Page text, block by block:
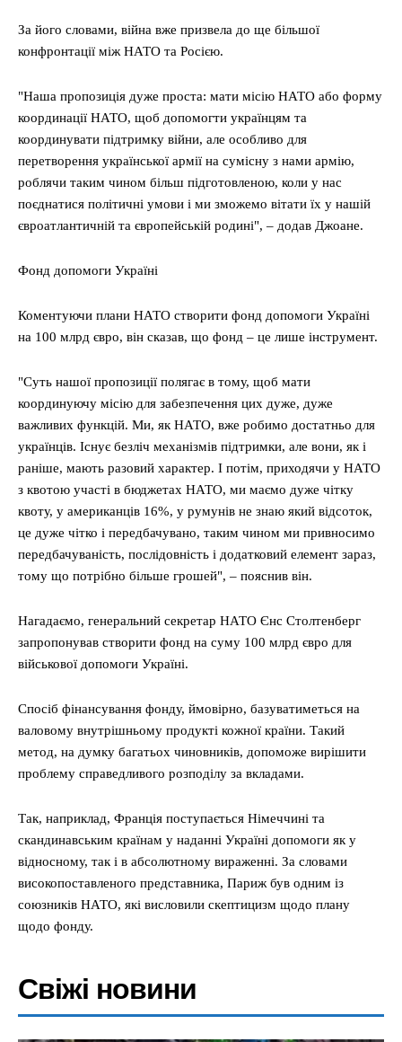
За його словами, війна вже призвела до ще більшої
конфронтації між НАТО та Росією.
"Наша пропозиція дуже проста: мати місію НАТО або форму
координації НАТО, щоб допомогти українцям та
координувати підтримку війни, але особливо для
перетворення української армії на сумісну з нами армію,
роблячи таким чином більш підготовленою, коли у нас
поєднатися політичні умови і ми зможемо вітати їх у нашій
євроатлантичній та європейській родині", – додав Джоане.
Фонд допомоги Україні
Коментуючи плани НАТО створити фонд допомоги Україні
на 100 млрд євро, він сказав, що фонд – це лише інструмент.
"Суть нашої пропозиції полягає в тому, щоб мати
координуючу місію для забезпечення цих дуже, дуже
важливих функцій. Ми, як НАТО, вже робимо достатньо для
українців. Існує безліч механізмів підтримки, але вони, як і
раніше, мають разовий характер. І потім, приходячи у НАТО
з квотою участі в бюджетах НАТО, ми маємо дуже чітку
квоту, у американців 16%, у румунів не знаю який відсоток,
це дуже чітко і передбачувано, таким чином ми привносимо
передбачуваність, послідовність і додатковий елемент зараз,
тому що потрібно більше грошей", – пояснив він.
Нагадаємо, генеральний секретар НАТО Єнс Столтенберг
запропонував створити фонд на суму 100 млрд євро для
військової допомоги Україні.
Спосіб фінансування фонду, ймовірно, базуватиметься на
валовому внутрішньому продукті кожної країни. Такий
метод, на думку багатьох чиновників, допоможе вирішити
проблему справедливого розподілу за вкладами.
Так, наприклад, Франція поступається Німеччині та
скандинавським країнам у наданні Україні допомоги як у
відносному, так і в абсолютному вираженні. За словами
високопоставленого представника, Париж був одним із
союзників НАТО, які висловили скептицизм щодо плану
щодо фонду.
Свіжі новини